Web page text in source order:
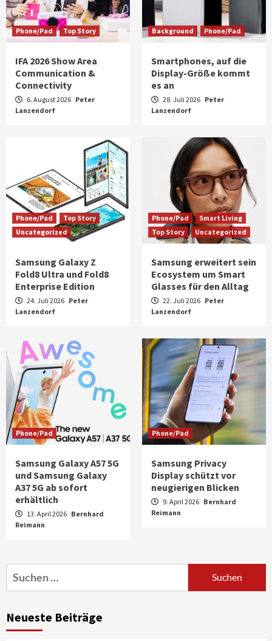
Phone/Pad Top Story
IFA 2026 Show Area
Communication &
Connectivity
6. August 2026 Peter
Lanzendorf
Background Phone/Pad
Smartphones, auf die
Display-Größe kommt
es an
28. Juli 2026 Peter
Lanzendorf
Phone/Pad
Top Story
Uncategorized
Samsung Galaxy Z
Fold8 Ultra und Fold8
Enterprise Edition
24. Juli 2026 Peter
Lanzendorf
Phone/Pad
Smart Living
Top Story
Uncategorized
Samsung erweitert sein
Ecosystem um Smart
Glasses für den Alltag
22. Juli 2026 Peter
Lanzendorf
Phone/Pad
Samsung Galaxy A57 5G
und Samsung Galaxy
A37 5G ab sofort
erhältlich
13. April 2026 Bernhard
Reimann
Phone/Pad
Samsung Privacy
Display schützt vor
neugierigen Blicken
9. April 2026 Bernhard
Reimann
Suchen
nach:
Neueste Beiträge
4
News aus dem Internet
Fernsehgeräte